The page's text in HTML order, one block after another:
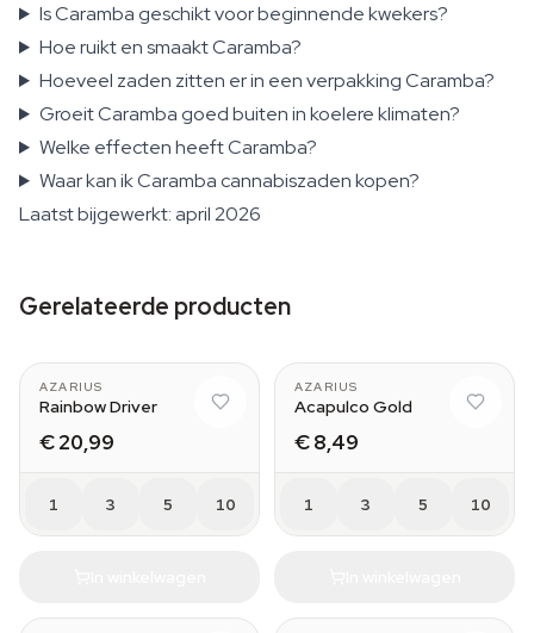
Is Caramba geschikt voor beginnende kwekers?
Hoe ruikt en smaakt Caramba?
Hoeveel zaden zitten er in een verpakking Caramba?
Groeit Caramba goed buiten in koelere klimaten?
Welke effecten heeft Caramba?
Waar kan ik Caramba cannabiszaden kopen?
Laatst bijgewerkt: april 2026
Gerelateerde producten
AZARIUS
Rainbow Driver
€ 20,99
1 3 5 10
AZARIUS
Acapulco Gold
€ 8,49
1 3 5 10